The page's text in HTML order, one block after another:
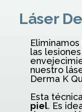
Láser
Eliminamos
las
nuestro
Derma K
Esta
piel. Es